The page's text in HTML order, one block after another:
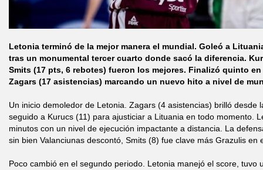
Letonia terminó de la mejor manera el mundial. Goleó a
tras un monumental tercer cuarto donde sacó la diferencia.
Smits (17 pts, 6 rebotes) fueron los mejores. Finalizó quinto
Zagars (17 asistencias) marcando un nuevo hito a nivel de
Un inicio demoledor de Letonia. Zagars (4 asistencias) brilló desde
seguido a Kurucs (11) para ajusticiar a Lituania en todo momento.
minutos con un nivel de ejecución impactante a distancia. La
sin bien Valanciunas descontó, Smits (8) fue clave más Grazulis en
Poco cambió en el segundo periodo. Letonia manejó el score, tuvo